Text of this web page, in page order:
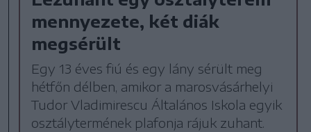
mennyezete, két diák
megsérült
Egy 13 éves fiú és egy lány sérült meg
hétfőn délben, amikor a marosvásárhelyi
Tudor Vladimirescu Általános Iskola egyik
osztálytermének plafonja rájuk zuhant.